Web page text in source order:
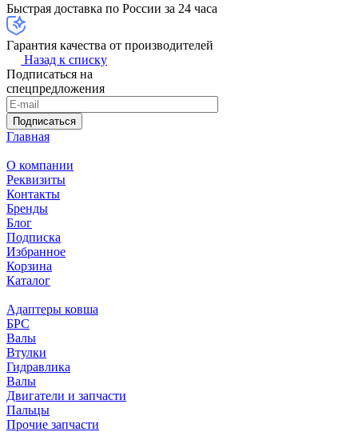
Быстрая доставка по России за 24 часа
Гарантия качества от производителей
Назад к списку
Подписаться на
спецпредложения
Подписаться
Главная
О компании
Реквизиты
Контакты
Бренды
Блог
Подписка
Избранное
Корзина
Каталог
Адаптеры ковша
БРС
Валы
Втулки
Гидравлика
Валы
Двигатели и запчасти
Пальцы
Прочие запчасти